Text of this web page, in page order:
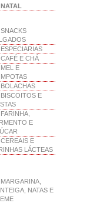
NATAL
SNACKS
ESPECIARIAS
CAFÉ E CHÁ
MEL E
BOLACHAS
BISCOITOS E
FARINHA,
E
CEREAIS E
LÁCTEAS
MARGARINA,
NATAS E